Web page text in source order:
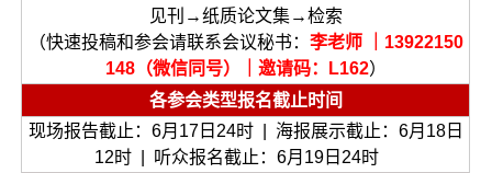
见刊→纸质论文集→检索
（快速投稿和参会请联系会议秘书： 李老师 ｜13922150
148（微信同号）｜邀请码：L162）
各参会类型报名截止时间
现场报告截止：6月17日24时 | 海报展示截止：6月18日
12时 | 听众报名截止：6月19日24时